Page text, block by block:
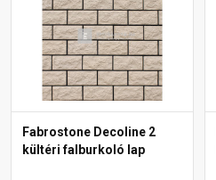
Fabrostone Decoline 2
kültéri falburkoló lap